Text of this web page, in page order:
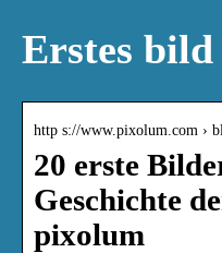
Erstes
http s://www.pixolum.com ›
20 erste
Geschichte
pixolum